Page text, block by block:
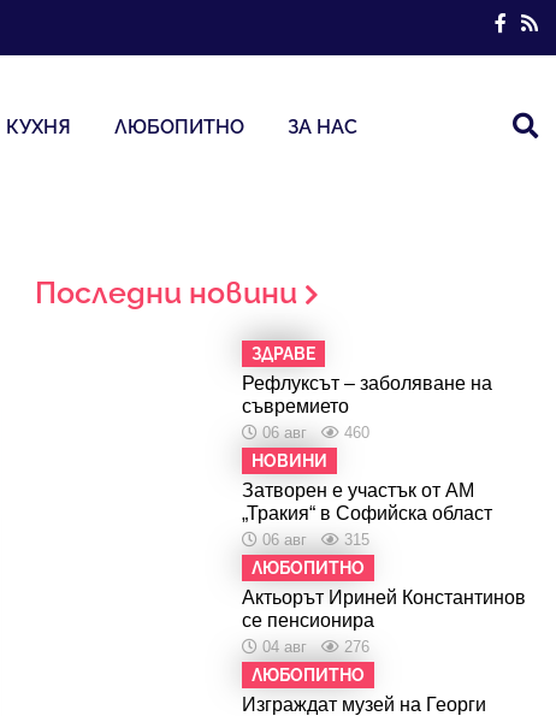
КУХНЯ ЛЮБОПИТНО ЗА НАС
Последни новини
ЗДРАВЕ
Рефлуксът – заболяване на
съвремието
06 авг 460
НОВИНИ
Затворен е участък от АМ
„Тракия“ в Софийска област
06 авг 315
ЛЮБОПИТНО
Актьорът Ириней Константинов
се пенсионира
04 авг 276
ЛЮБОПИТНО
Изграждат музей на Георги